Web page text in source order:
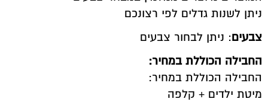
ניתן לשנות גדלים לפי רצונכם
צבעים: ניתן לבחור צבעים
החבילה הכוללת במחיר:
החבילה הכוללת במחיר:
מיטת ילדים + קלפה